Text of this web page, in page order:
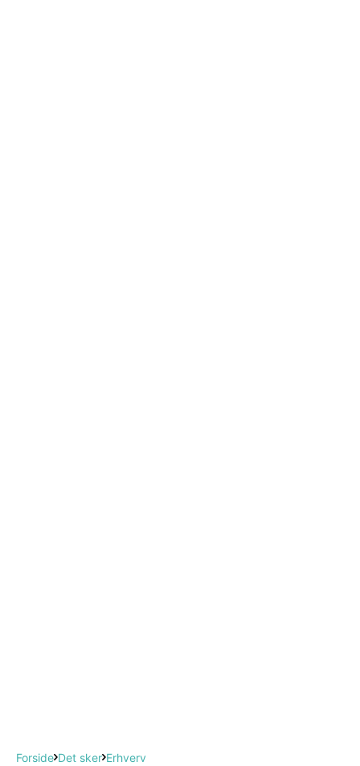
Forside Det sker Erhverv